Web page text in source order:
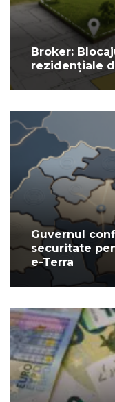
Broker:
rezidențiale
Guvernul
securitate
e-Terra